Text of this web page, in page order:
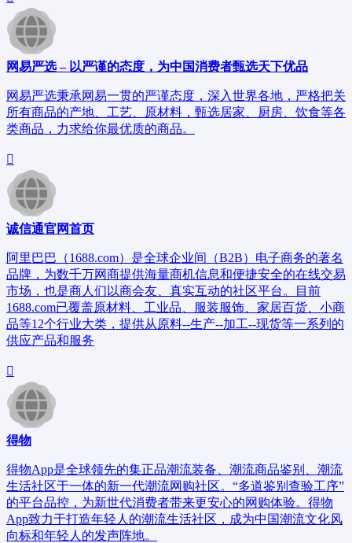
网易严选 – 以严谨的态度，为中国消费者甄选天下优品
网易严选秉承网易一贯的严谨态度，深入世界各地，严格把关
所有商品的产地、工艺、原材料，甄选居家、厨房、饮食等各
类商品，力求给你最优质的商品。
诚信通官网首页
阿里巴巴（1688.com）是全球企业间（B2B）电子商务的著名
品牌，为数千万网商提供海量商机信息和便捷安全的在线交易
市场，也是商人们以商会友、真实互动的社区平台。目前
1688.com已覆盖原材料、工业品、服装服饰、家居百货、小商
品等12个行业大类，提供从原料--生产--加工--现货等一系列的
供应产品和服务
得物
得物App是全球领先的集正品潮流装备、潮流商品鉴别、潮流
生活社区于一体的新一代潮流网购社区。“多道鉴别查验工序”
的平台品控，为新世代消费者带来更安心的网购体验。得物
App致力于打造年轻人的潮流生活社区，成为中国潮流文化风
向标和年轻人的发声阵地。